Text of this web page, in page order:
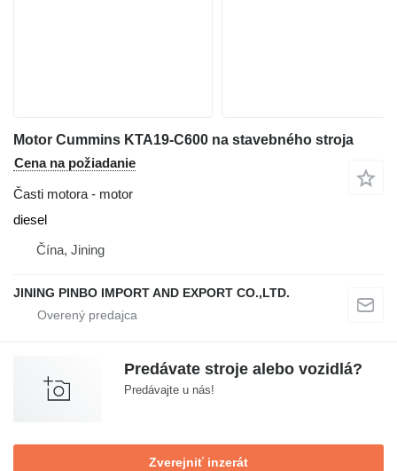
Motor Cummins KTA19-C600 na stavebného stroja
Cena na požiadanie
Časti motora - motor
diesel
Čína, Jining
JINING PINBO IMPORT AND EXPORT CO.,LTD.
Predávate stroje alebo vozidlá?
Predávajte u nás!
Zverejniť inzerát